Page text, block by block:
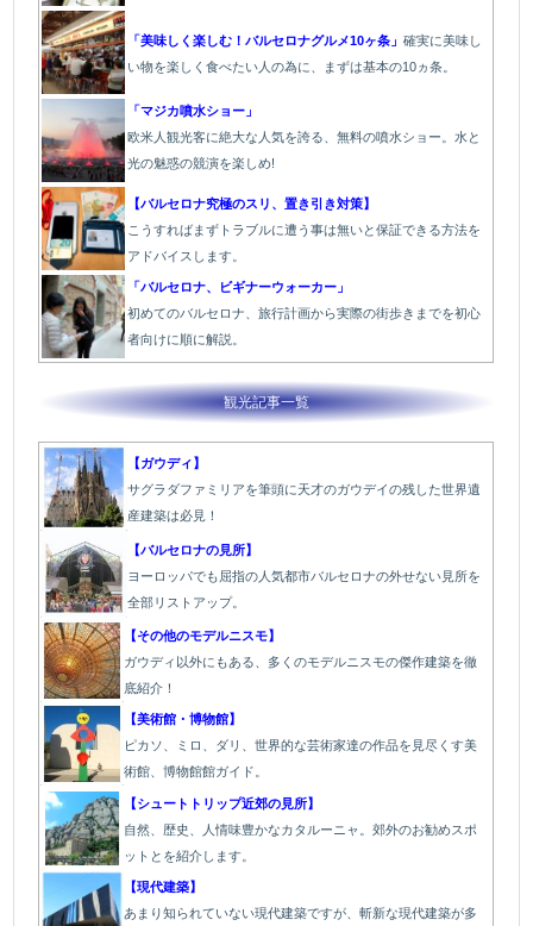
「美味しく楽しむ！バルセロナグルメ10ヶ条」確実に美味し
い物を楽しく食べたい人の為に、まずは基本の10ヵ条。
「マジカ噴水ショー」
欧米人観光客に絶大な人気を誇る、無料の噴水ショー。水と
光の魅惑の競演を楽しめ!
【バルセロナ究極のスリ、置き引き対策】
こうすればまずトラブルに遭う事は無いと保証できる方法を
アドバイスします。
「バルセロナ、ビギナーウォーカー」
初めてのバルセロナ、旅行計画から実際の街歩きまでを初心
者向けに順に解説。
観光記事一覧
【ガウディ】
サグラダファミリアを筆頭に天才のガウデイの残した世界遺
産建築は必見！
【バルセロナの見所】
ヨーロッパでも屈指の人気都市バルセロナの外せない見所を
全部リストアップ。
【その他のモデルニスモ】
ガウディ以外にもある、多くのモデルニスモの傑作建築を徹
底紹介！
【美術館・博物館】
ピカソ、ミロ、ダリ、世界的な芸術家達の作品を見尽くす美
術館、博物館館ガイド。
【シュートトリップ近郊の見所】
自然、歴史、人情味豊かなカタルーニャ。郊外のお勧めスポ
ットとを紹介します。
【現代建築】
あまり知られていない現代建築ですが、斬新な現代建築が多